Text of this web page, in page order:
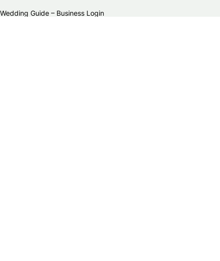
Wedding Guide – Business Login